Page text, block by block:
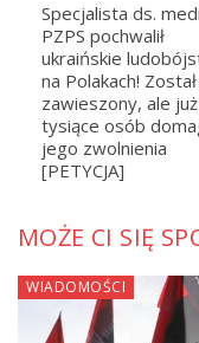
Specjalista ds.
PZPS pochwalił
ukraińskie
na Polakach! Został
zawieszony, ale
tysiące osób
jego zwolnienia
[PETYCJA]
MOŻE CI SIĘ
WIADOMOŚCI